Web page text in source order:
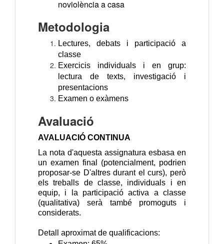
noviolència a casa
Metodologia
Lectures, debats i participació a
classe
Exercicis individuals i en grup:
lectura de texts, investigació i
presentacions
Examen o exàmens
Avaluació
AVALUACIÓ CONTINUA
La nota d'aquesta assignatura esbasa en
un examen final (potencialment, podrien
proposar-se D'altres durant el curs), però
els treballs de classe, individuals i en
equip, i la participació activa a classe
(qualitativa) serà també promoguts i
considerats.
Detall aproximat de qualificacions: